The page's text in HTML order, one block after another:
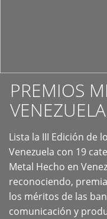
PREMIOS
VENEZUELA
Lista la III Edición de
Venezuela con 19
Metal Hecho en
reconociendo,
los méritos de las
comunicación y